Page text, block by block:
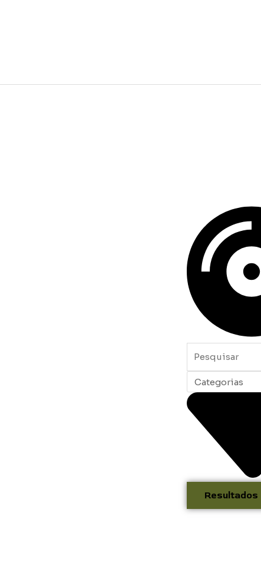
Pesquisar
Resultados